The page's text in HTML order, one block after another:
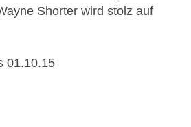
Shorter wird stolz auf
01.10.15